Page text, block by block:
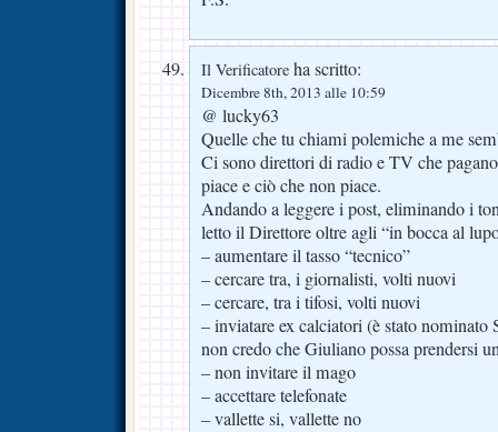
Il Verificatore ha scritto:
Dicembre 8th, 2013 alle 10:59
@ lucky63
Quelle che tu chiami polemiche a me
Ci sono direttori di radio e TV che
piace e ciò che non piace.
Andando a leggere i post, eliminando i
letto il Direttore oltre agli “in bocca al
– aumentare il tasso “tecnico”
– cercare tra, i giornalisti, volti nuovi
– cercare, tra i tifosi, volti nuovi
– inviatare ex calciatori (è stato nominato
non credo che Giuliano possa prendersi
– non invitare il mago
– accettare telefonate
– vallette si, vallette no